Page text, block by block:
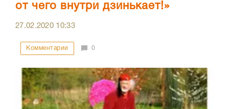
от чего внутри дзинькает!»
27.02.2020 10:33
Комментарии 0